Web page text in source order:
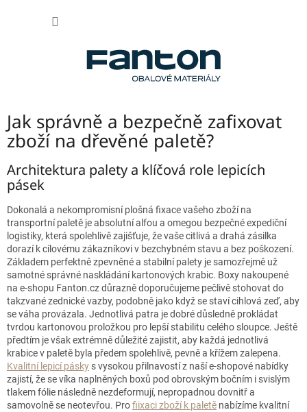
Jak správně a bezpečně zafixovat
zboží na dřevěné paletě?
Architektura palety a klíčová role lepicích
pásek
Dokonalá a nekompromisní plošná fixace vašeho zboží na
transportní paletě je absolutní alfou a omegou bezpečné expediční
logistiky, která spolehlivě zajišťuje, že vaše citlivá a drahá zásilka
dorazí k cílovému zákazníkovi v bezchybném stavu a bez poškození.
Základem perfektně zpevněné a stabilní palety je samozřejmě už
samotné správné naskládání kartonových krabic. Boxy nakoupené
na e-shopu Fanton.cz důrazně doporučujeme pečlivě stohovat do
takzvané zednické vazby, podobně jako když se staví cihlová zeď, aby
se váha provázala. Jednotlivá patra je dobré důsledně prokládat
tvrdou kartonovou proložkou pro lepší stabilitu celého sloupce. Ještě
předtím je však extrémně důležité zajistit, aby každá jednotlivá
krabice v paletě byla předem spolehlivě, pevně a křížem zalepena.
Kvalitní lepicí pásky s vysokou přilnavostí z naší e-shopové nabídky
zajistí, že se víka naplněných boxů pod obrovským bočním i svislým
tlakem fólie následně nezdeformují, nepropadnou dovnitř a
samovolně se neotevřou. Profiixaci zboží k paletě nabízíme kvalitní